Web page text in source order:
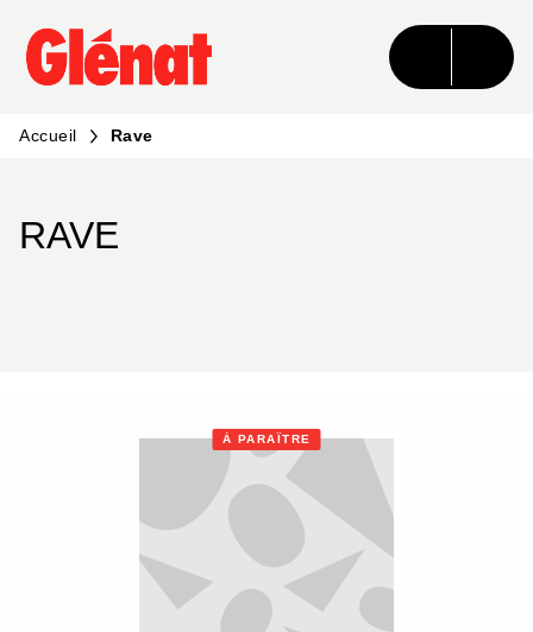
MENU RECHERCHE CONTENU
PIED DE PAGE
Accueil Rave
RAVE
À PARAÎTRE